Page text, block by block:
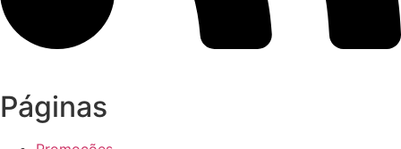
Páginas